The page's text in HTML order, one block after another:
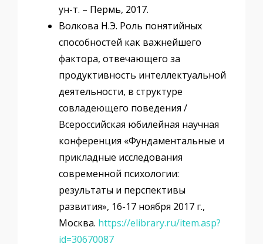
ун-т. – Пермь, 2017.
Волкова Н.Э. Роль понятийных
способностей как важнейшего
фактора, отвечающего за
продуктивность интеллектуальной
деятельности, в структуре
совладеющего поведения /
Всероссийская юбилейная научная
конференция «Фундаментальные и
прикладные исследования
современной психологии:
результаты и перспективы
развития», 16-17 ноября 2017 г.,
Москва. https://elibrary.ru/item.asp?
id=30670087